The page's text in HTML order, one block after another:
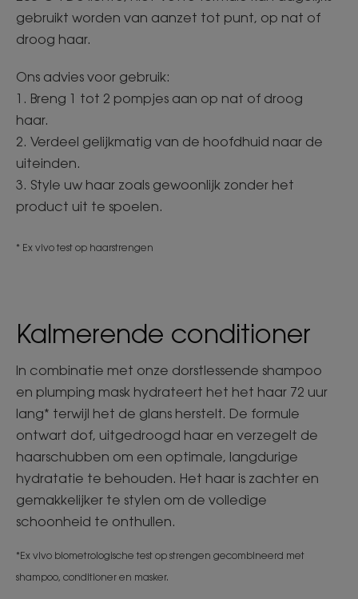
gebruikt worden van aanzet tot punt, op nat of
droog haar.
Ons advies voor gebruik:
1. Breng 1 tot 2 pompjes aan op nat of droog
haar.
2. Verdeel gelijkmatig van de hoofdhuid naar de
uiteinden.
3. Style uw haar zoals gewoonlijk zonder het
product uit te spoelen.
* Ex vivo test op haarstrengen
Kalmerende conditioner
In combinatie met onze dorstlessende shampoo
en plumping mask hydrateert het het haar 72 uur
lang* terwijl het de glans herstelt. De formule
ontwart dof, uitgedroogd haar en verzegelt de
haarschubben om een optimale, langdurige
hydratatie te behouden. Het haar is zachter en
gemakkelijker te stylen om de volledige
schoonheid te onthullen.
*Ex vivo biometrologische test op strengen gecombineerd met
shampoo, conditioner en masker.